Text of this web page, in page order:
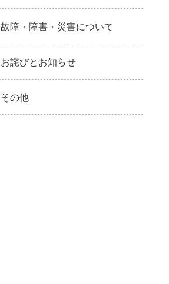
故障・障害・災害について
お詫びとお知らせ
その他